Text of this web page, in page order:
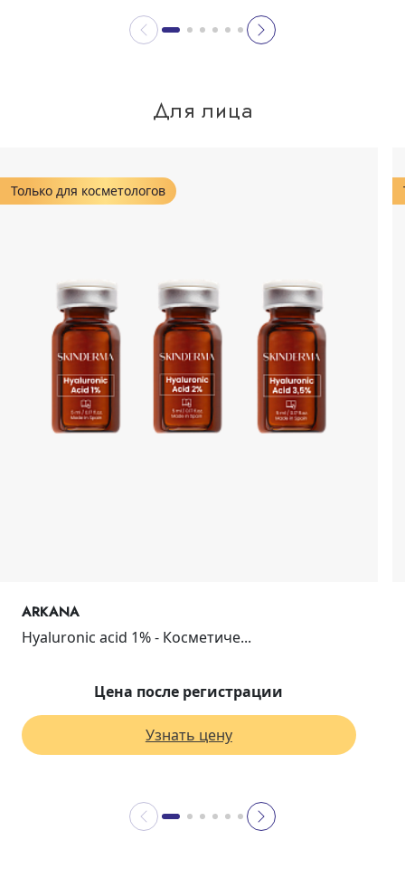
Для лица
Только для косметологов
ARKANA
Hyaluronic acid 1% - Косметиче...
Цена после регистрации
Узнать цену